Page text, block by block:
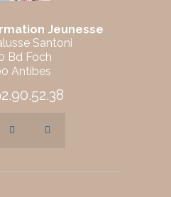
Jeunesse
Santoni
Bd Foch
Antibes